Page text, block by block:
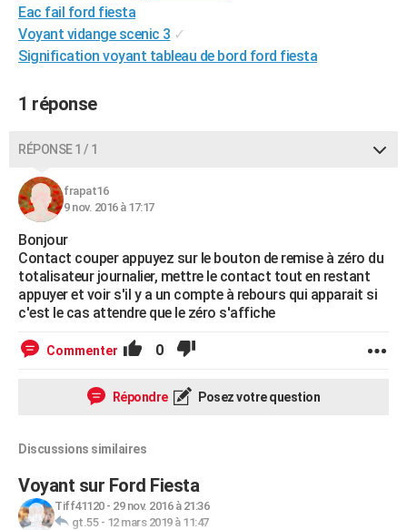
Destinations
City break
Voyage nature
Voyage de noces
Forum
Climat
+PHOTO
GUIDES D'ACHAT
BONS PLANS
Dictionnaire
Biographies
Citations
Expressions
Proverbes
PROGRAMME TV
COPAINS D'AVANT
S'inscrire
Se connecter
Lycées
Collèges
Primaires
Universités
Entreprises
Service militaire
Avis de recherche
AVIS DE DÉCÈS
FORUM
Bricolage
Lifestyle
Culture
Sport
Auto
Television
Voyage
Cinema
Eac fail ford fiesta
Voyant vidange scenic 3 ✓
Signification voyant tableau de bord ford fiesta
1 réponse
RÉPONSE 1 / 1
frapat16
9 nov. 2016 à 17:17
Bonjour
Contact couper appuyez sur le bouton de remise à zéro du
totalisateur journalier, mettre le contact tout en restant
appuyer et voir s'il y a un compte à rebours qui apparait si
c'est le cas attendre que le zéro s'affiche
Commenter 0
Répondre Posez votre question
Discussions similaires
Voyant sur Ford Fiesta
Tiff41120- 29 nov. 2016 à 21:36
gt.55- 12 mars 2019 à 11:47